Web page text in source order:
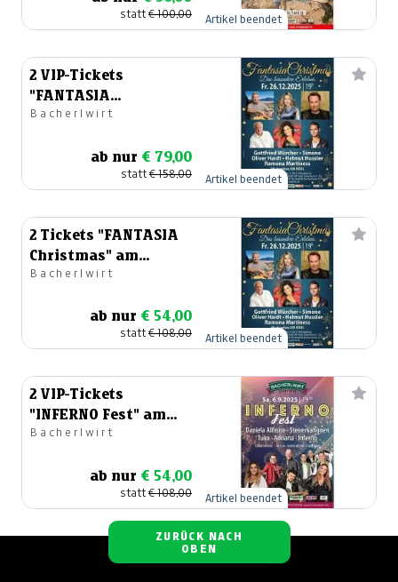
statt€ 100,00 Artikel beendet
2 VIP-Tickets
"FANTASIA
Christmas" am
Bacherlwirt
ab nur € 79,00
statt€ 158,00 Artikel beendet
2 Tickets "FANTASIA
Christmas" am
26.12.2025
Bacherlwirt
ab nur € 54,00
statt€ 108,00 Artikel beendet
2 VIP-Tickets
"INFERNO Fest" am
06.09.2025
Bacherlwirt
ab nur € 54,00
statt€ 108,00 Artikel beendet
ZURÜCK NACH
OBEN